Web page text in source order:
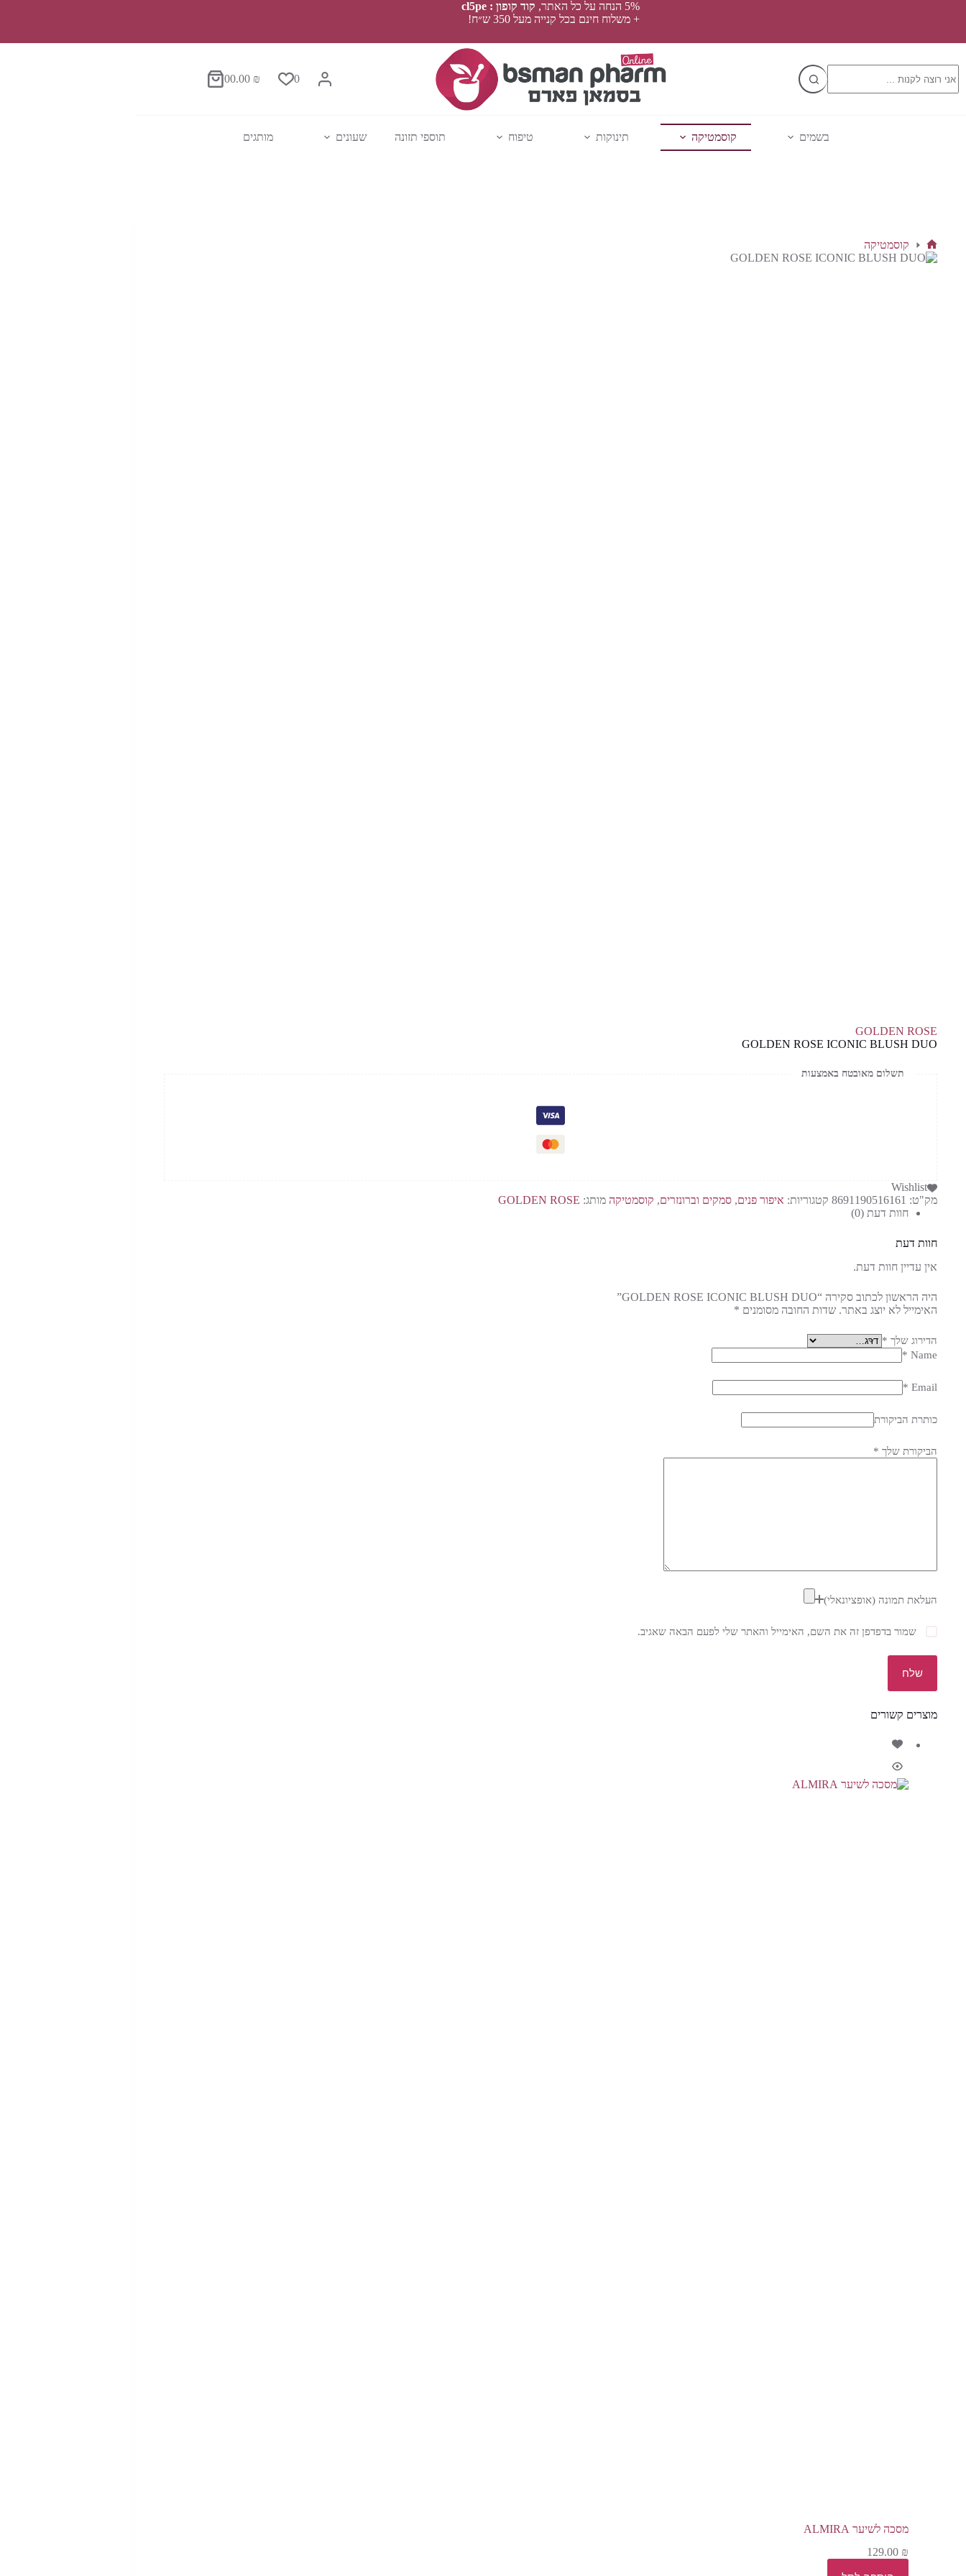
5% הנחה על כל האתר,
קוד קופון : cl5pe
+ משלוח חינם בכל קנייה מעל 350 ש״ח!
results
0
סל0.00 ₪
0
בשמים קוסמטיקה תינוקות טיפוח תוספי תזונה שעונים מותגים
דף
קוסמטיקה
GOLDEN ROSE
GOLDEN ROSE ICONIC BLUSH DUO
תשלום מאובטח באמצעות
Wishlist
מק"ט: 8691190516161 קטגוריות: איפור פנים, סמקים וברונזרים, קוסמטיקה מותג: GOLDEN ROSE
חוות דעת (0)
חוות דעת
אין עדיין חוות דעת.
היה הראשון לכתוב סקירה “GOLDEN ROSE ICONIC BLUSH DUO”
האימייל לא יוצג באתר. שדות החובה מסומנים *
הדירוג שלך *
Name
*
Email
*
כותרת הביקורת
הביקורת שלך *
העלאת תמונה (אופציונאלי)
שמור בדפדפן זה את השם, האימייל והאתר שלי לפעם הבאה שאגיב.
שלח
מוצרים קשורים
מסכה לשיער ALMIRA
129.00 ₪